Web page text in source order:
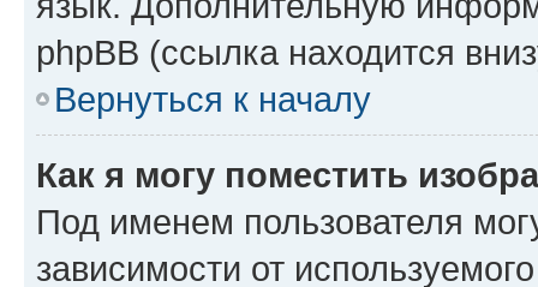
phpBB (ссылка находится
Вернуться к началу
Как я могу поместить
Под именем пользователя
зависимости от